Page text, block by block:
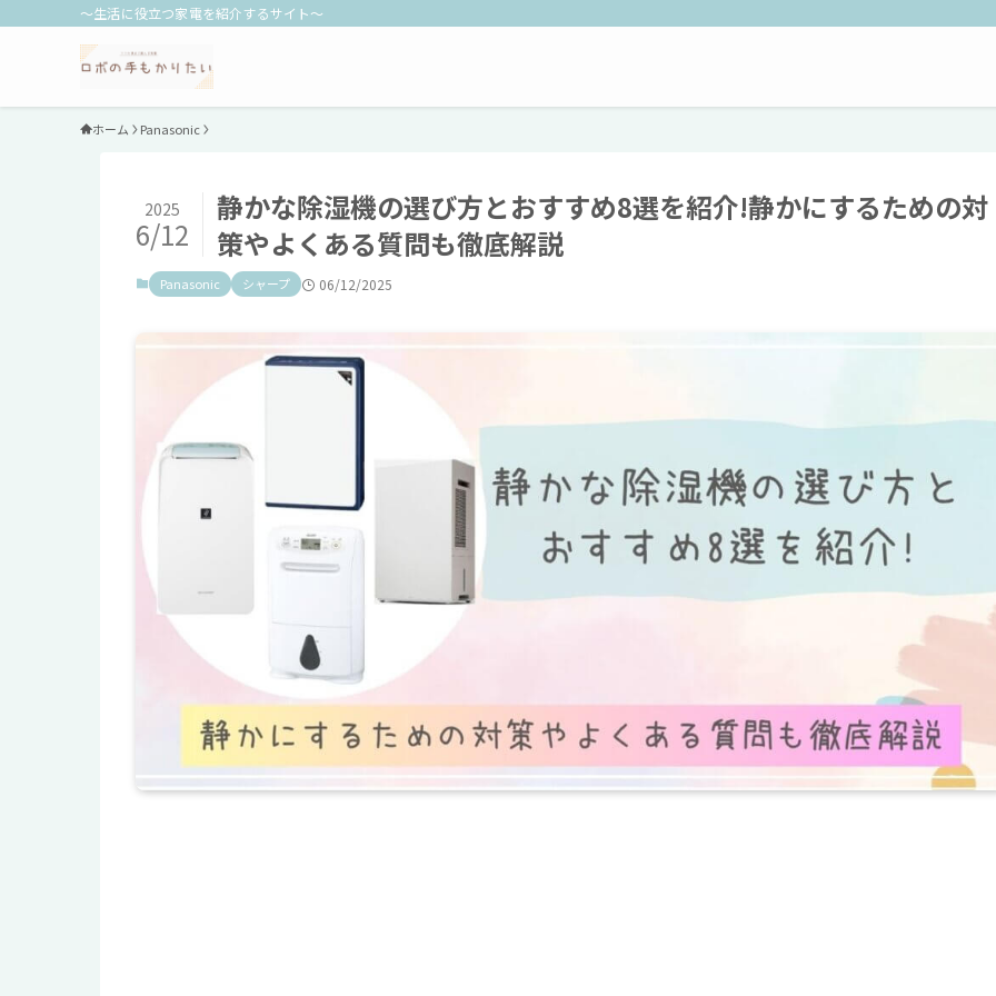
～生活に役立つ家電を紹介するサイト～
ホーム Panasonic
静かな除湿機の選び方とおすすめ8選を紹介!静かにするための対
策やよくある質問も徹底解説
2025
6/12
Panasonic シャープ 06/12/2025